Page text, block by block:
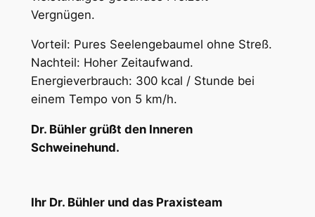
Vergnügen.
Vorteil: Pures Seelengebaumel ohne Streß.
Nachteil: Hoher Zeitaufwand.
Energieverbrauch: 300 kcal / Stunde bei
einem Tempo von 5 km/h.
Dr. Bühler grüßt den Inneren
Schweinehund.
Ihr Dr. Bühler und das Praxisteam